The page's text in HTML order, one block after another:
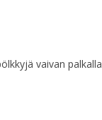
vaivan